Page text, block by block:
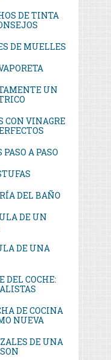
DE TINTA
DE MUELLES
UN
CON VINAGRE
A PASO
DEL BAÑO
DE UN
DE UNA
DEL COCHE:
DE COCINA
NUEVA
DE UNA